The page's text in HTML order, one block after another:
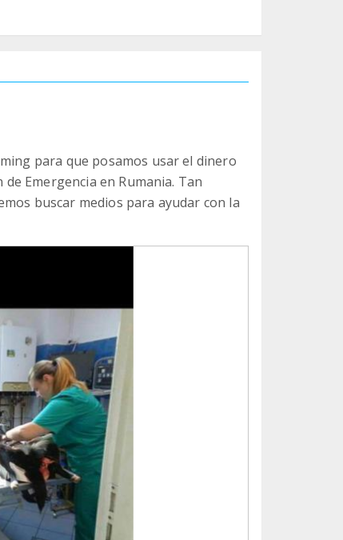
para que posamos usar el dinero
Emergencia en Rumania. Tan
buscar medios para ayudar con la